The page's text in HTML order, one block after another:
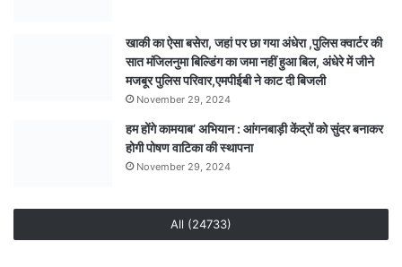
खाकी का ऐसा बसेरा, जहां पर छा गया अंधेरा ,पुलिस क्वार्टर की
सात मंजिलनुमा बिल्डिंग का जमा नहीं हुआ बिल, अंधेरे में जीने
मजबूर पुलिस परिवार,एमपीईबी ने काट दी बिजली
November 29, 2024
हम होंगे कामयाब’ अभियान : आंगनबाड़ी केंद्रों को सुंदर बनाकर
होगी पोषण वाटिका की स्थापना
November 29, 2024
All (24733)